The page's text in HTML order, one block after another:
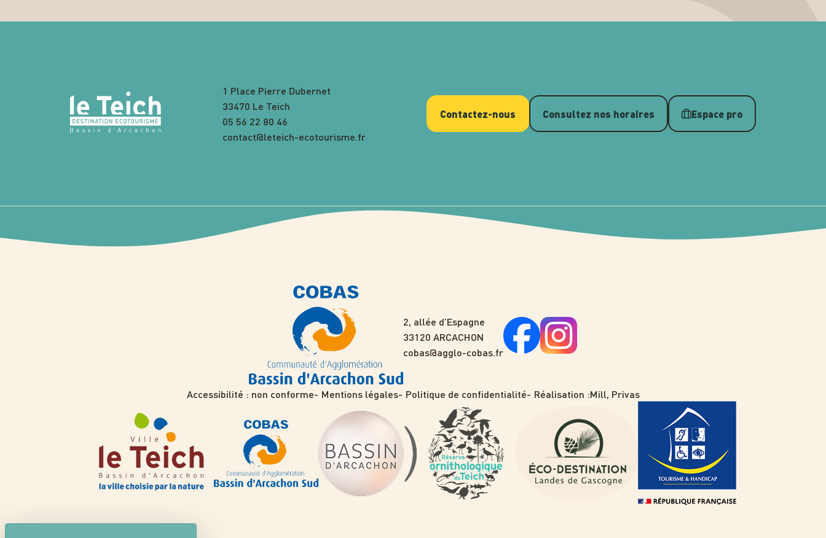
1 Place Pierre Dubernet
33470 Le Teich
05 56 22 80 46
contact@leteich-ecotourisme.fr
Contactez-nous Consultez nos horaires Espace pro
2, allée d’Espagne
33120 ARCACHON
cobas@agglo-cobas.fr
Accessibilité : non conforme Mentions légales Politique de confidentialité Réalisation :Mill, Privas